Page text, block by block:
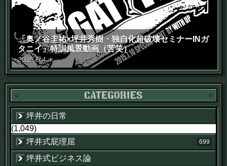
「奥ノ谷圭祐×坪井秀樹・独自化超破壊セミナーINガ
タニイ」特訓風景動画（苦笑）
2015.6.4 木
坪井の日常
(1,049)
坪井式屁理屈
699
坪井式ビジネス論